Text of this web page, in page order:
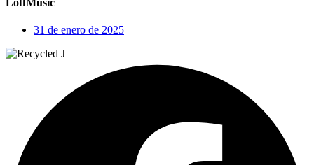
LoffMusic
31 de enero de 2025